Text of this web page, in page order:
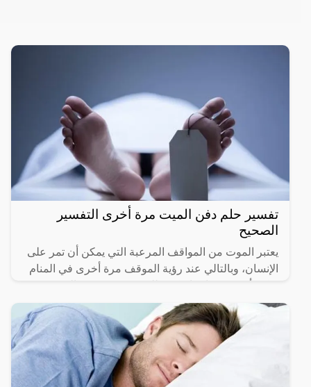
تفسير حلم دفن الميت مرة أخرى التفسير
الصحيح
يعتبر الموت من المواقف المرعبة التي يمكن أن تمر على
الإنسان، وبالتالي عند رؤية الموقف مرة أخرى في المنام
والأسى،